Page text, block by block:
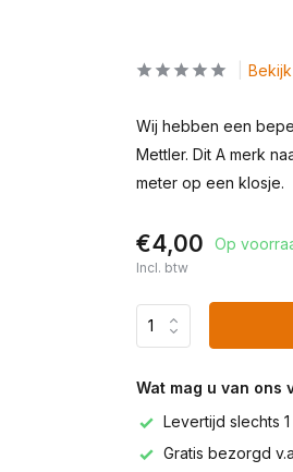
Bekijk
Wij hebben een
Mettler. Dit A merk
meter op een klosje.
€4,00 Op
Incl. btw
Wat mag u van ons
Levertijd slechts
Gratis bezorgd